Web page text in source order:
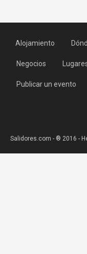
Alojamiento
Negocios
Publicar un evento
Salidores.com - ® 2016 -